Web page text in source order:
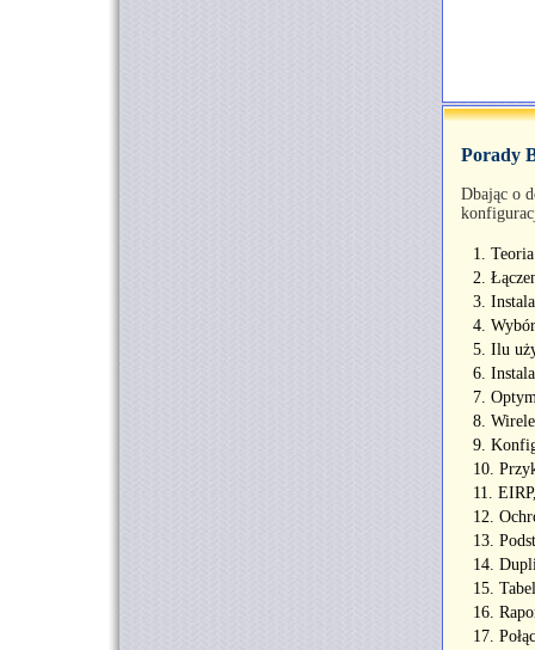
Porady
Dbając o
1.
2.
3.
4.
5. Ilu
6.
7.
8.
9.
10.
11.
12.
13.
14.
15.
16.
17.